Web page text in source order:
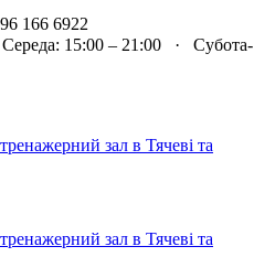
166 6922
15:00 – 21:00 · Субота-